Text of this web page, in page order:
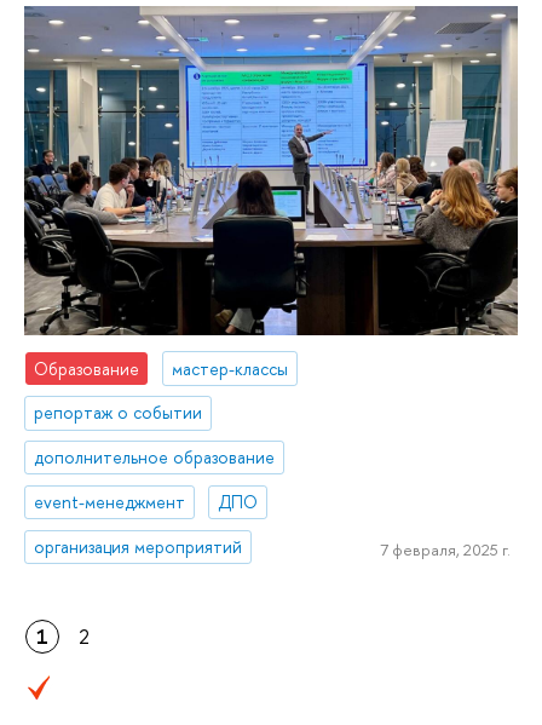
Образование
мастер-классы
репортаж о событии
дополнительное образование
event-менеджмент
ДПО
организация мероприятий
7 февраля, 2025 г.
1 2